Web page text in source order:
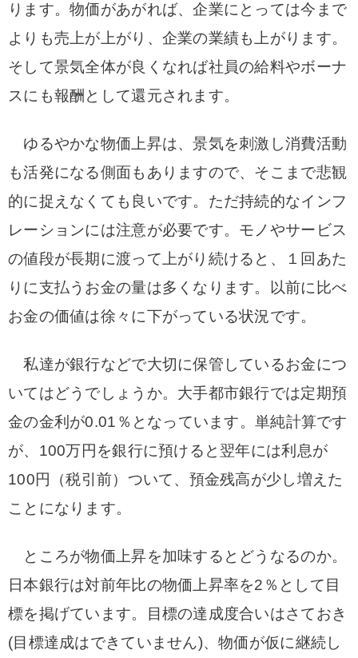
ります。物価があがれば、企業にとっては今まで
よりも売上が上がり、企業の業績も上がります。
そして景気全体が良くなれば社員の給料やボーナ
スにも報酬として還元されます。
ゆるやかな物価上昇は、景気を刺激し消費活動
も活発になる側面もありますので、そこまで悲観
的に捉えなくても良いです。ただ持続的なインフ
レーションには注意が必要です。モノやサービス
の値段が長期に渡って上がり続けると、１回あた
りに支払うお金の量は多くなります。以前に比べ
お金の価値は徐々に下がっている状況です。
私達が銀行などで大切に保管しているお金につ
いてはどうでしょうか。大手都市銀行では定期預
金の金利が0.01％となっています。単純計算です
が、100万円を銀行に預けると翌年には利息が
100円（税引前）ついて、預金残高が少し増えた
ことになります。
ところが物価上昇を加味するとどうなるのか。
日本銀行は対前年比の物価上昇率を2％として目
標を掲げています。目標の達成度合いはさておき
(目標達成はできていません)、物価が仮に継続し